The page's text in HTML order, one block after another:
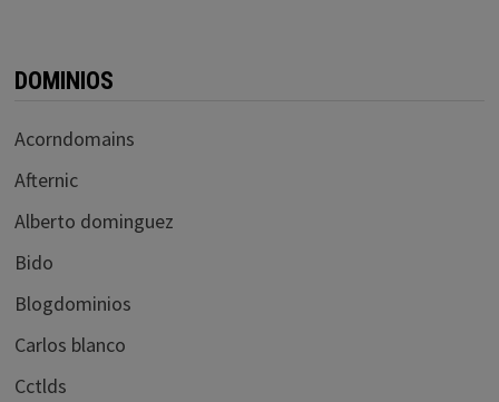
DOMINIOS
Acorndomains
Afternic
Alberto dominguez
Bido
Blogdominios
Carlos blanco
Cctlds